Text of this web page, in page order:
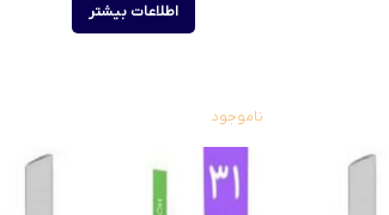
اطلاعات بیشتر
ناموجود